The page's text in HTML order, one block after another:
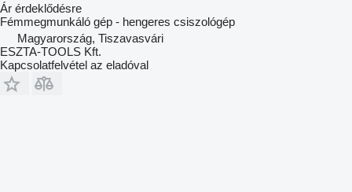
Ár érdeklődésre
Fémmegmunkáló gép - hengeres csiszológép
Magyarország, Tiszavasvári
ESZTA-TOOLS Kft.
Kapcsolatfelvétel az eladóval